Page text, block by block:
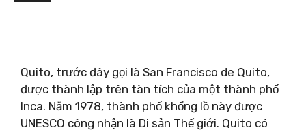
Quito, trước đây gọi là San Francisco de Quito,
được thành lập trên tàn tích của một thành phố
Inca. Năm 1978, thành phố khổng lồ này được
UNESCO công nhận là Di sản Thế giới. Quito có